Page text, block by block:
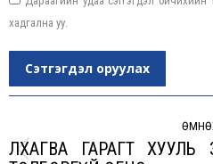
хадгална уу.
Сэтгэгдэл оруулах
ЛХАГВА ГАРАГТ